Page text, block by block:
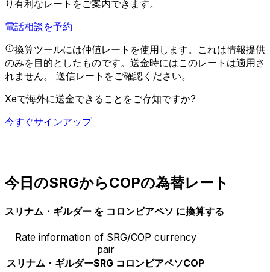
り有利なレートをご案内できます。
電話相談を予約
換算ツールには仲値レートを使用します。これは情報提供
のみを目的としたものです。送金時にはこのレートは適用さ
れません。 送信レートをご確認ください。
Xeで海外に送金できることをご存知ですか?
今すぐサインアップ
今日のSRGからCOPの為替レート
スリナム・ギルダー を コロンビアペソ に換算する
Rate information of SRG/COP currency
pair
スリナム・ギルダーSRG コロンビアペソCOP